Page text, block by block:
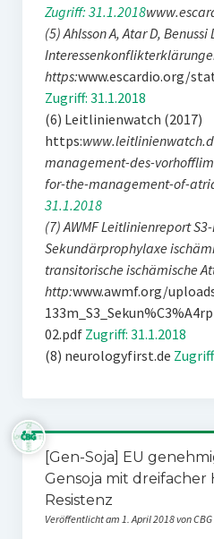
Zugriff: 31.1.2018
(5) Ahlsson A, Atar D,
https:www.escardio.org/
Zugriff: 31.1.2018
(6) Leitlinienwatch (2017)
https:
management-des-
for-the-management-of-
31.1.2018
(7) AWMF Leitlinienreport
Sekundärprophylaxe
transitorische ischämische
http:www.awmf.org/
02.pdf Zugriff: 31.1.2018
(8) neurologyfirst.de
[Gen-Soja] EU
Gensoja mit dreifacher
Resistenz
Veröffentlicht am 1. April 2018 von